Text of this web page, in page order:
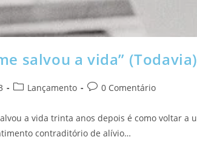
salvou a vida”
Lançamento 0 Comentário
a vida trinta anos depois é como voltar a
contraditório de alívio…